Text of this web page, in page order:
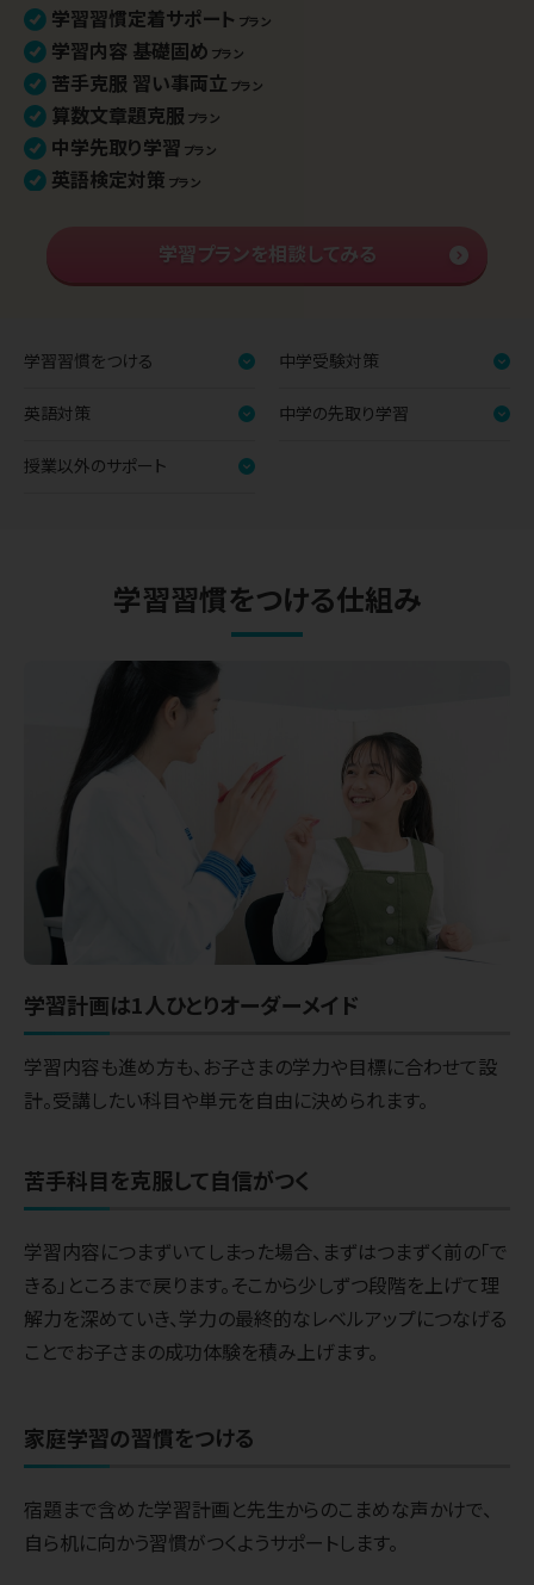
学習習慣定着サポート プラン
学習内容 基礎固め プラン
苦手克服 習い事両立 プラン
算数文章題克服 プラン
中学先取り学習 プラン
英語検定対策 プラン
学習プランを相談してみる
学習習慣をつける 中学受験対策
英語対策 中学の先取り学習
授業以外のサポート
学習習慣をつける仕組み
学習計画は1人ひとりオーダーメイド
学習内容も進め方も、お子さまの学力や目標に合わせて設
計。受講したい科目や単元を自由に決められます。
苦手科目を克服して自信がつく
学習内容につまずいてしまった場合、まずはつまずく前の「で
きる」ところまで戻ります。そこから少しずつ段階を上げて理
解力を深めていき、学力の最終的なレベルアップにつなげる
ことでお子さまの成功体験を積み上げます。
家庭学習の習慣をつける
宿題まで含めた学習計画と先生からのこまめな声かけで、
自ら机に向かう習慣がつくようサポートします。